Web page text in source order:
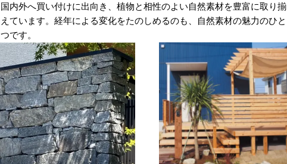
国内外へ買い付けに出向き、植物と相性のよい自然素材を豊富に取り揃
えています。経年による変化をたのしめるのも、自然素材の魅力のひと
つです。